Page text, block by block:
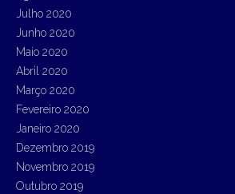
Julho 2020
Junho 2020
Maio 2020
Abril 2020
Março 2020
Fevereiro 2020
Janeiro 2020
Dezembro 2019
Novembro 2019
Outubro 2019